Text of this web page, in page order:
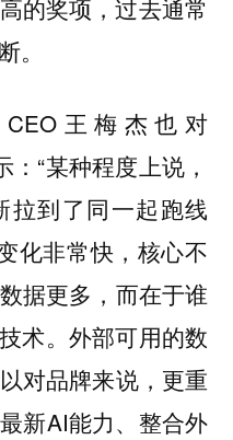
的奖项，过去通常
。
CEO王梅杰也对
：“某种程度上说，
拉到了同一起跑线
化非常快，核心不
据更多，而在于谁
术。外部可用的数
对品牌来说，更重
新AI能力、整合外